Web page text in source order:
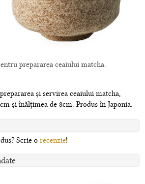
prepararea ceaiului matcha.
și servirea ceaiului matcha,
și înălțimea de 8cm. Produs în Japonia.
Scrie o recenzie!